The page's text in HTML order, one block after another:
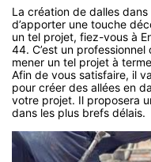
La création de dalles
d’apporter une touche
un tel projet, fiez-vous à
44. C’est un
mener un tel projet à
Afin de vous satisfaire, il
pour créer des allées en
votre projet. Il proposera
dans les plus brefs délais.